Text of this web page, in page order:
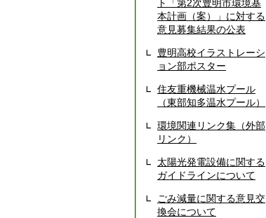
ト「第2次豊明市環境基
本計画（案）」に対する
意見募集結果の公表
豊明高校イラストレーシ
ョン部ポスター
住友重機械温水プール
（東部知多温水プール）
環境関連リンク集（外部
リンク）
太陽光発電設備に関する
ガイドラインについて
ごみ減量に関する意見交
換会について